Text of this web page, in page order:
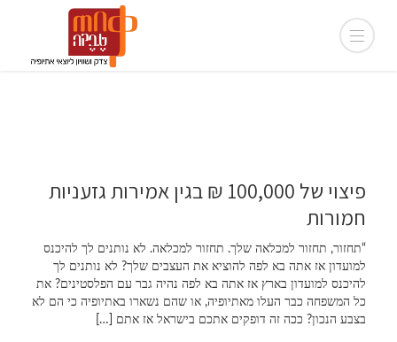
פיצוי של 100,000 ₪ בגין אמירות גזעניות
חמורות
“תחזור, תחזור למכלאה שלך. תחזור למכלאה. לא נותנים לך להיכנס
למועדון אז אתה בא לפה להוציא את העצבים שלך? לא נותנים לך
להיכנס למועדון בארץ אז אתה בא לפה נהיה גבר עם הפלסטינים? את
כל המשפחה כבר העלו מאתיופיה, או שהם נשארו באתיופיה כי הם לא
בצבע הנכון? ככה זה דופקים אתכם בישראל אז אתם […]